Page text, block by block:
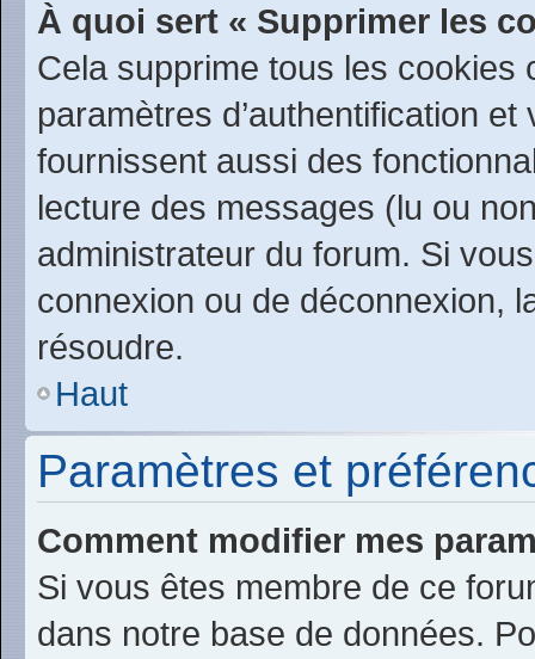
À quoi sert « Supprimer les
Cela supprime tous les
paramètres d’authentification
fournissent aussi des
lecture des messages (lu ou
administrateur du forum. Si
connexion ou de déconnexion,
résoudre.
Haut
Paramètres et
Comment modifier mes
Si vous êtes membre de ce
dans notre base de données.